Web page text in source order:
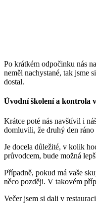
Po krátkém odpočinku nás
neměl nachystané, tak jsme
dostal.
Úvodní školení a kontrola
Krátce poté nás navštívil i
domluvili, že druhý den
Je docela důležité, v kolik
průvodcem, bude možná
Případně, pokud má vaše
něco později. V takovém
Večer jsem si dali v